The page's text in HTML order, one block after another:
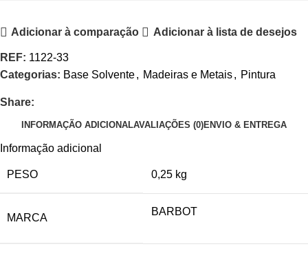
Adicionar à comparação Adicionar à lista de desejos
REF: 1122-33
Categorias: Base Solvente, Madeiras e Metais, Pintura
Share:
INFORMAÇÃO ADICIONALAVALIAÇÕES (0)ENVIO & ENTREGA
Informação adicional
PESO 0,25 kg
MARCA
BARBOT